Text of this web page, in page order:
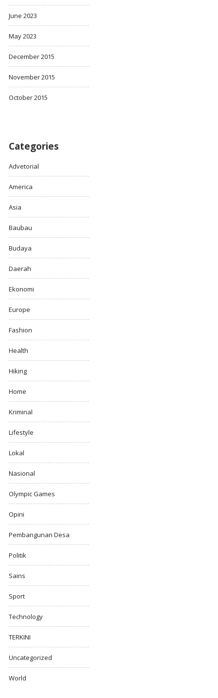
June 2023
May 2023
December 2015
November 2015
October 2015
Categories
Advetorial
America
Asia
Baubau
Budaya
Daerah
Ekonomi
Europe
Fashion
Health
Hiking
Home
Kriminal
Lifestyle
Lokal
Nasional
Olympic Games
Opini
Pembangunan Desa
Politik
Sains
Sport
Technology
TERKINI
Uncategorized
World